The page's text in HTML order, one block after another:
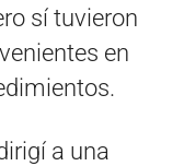
sí tuvieron
en
a una